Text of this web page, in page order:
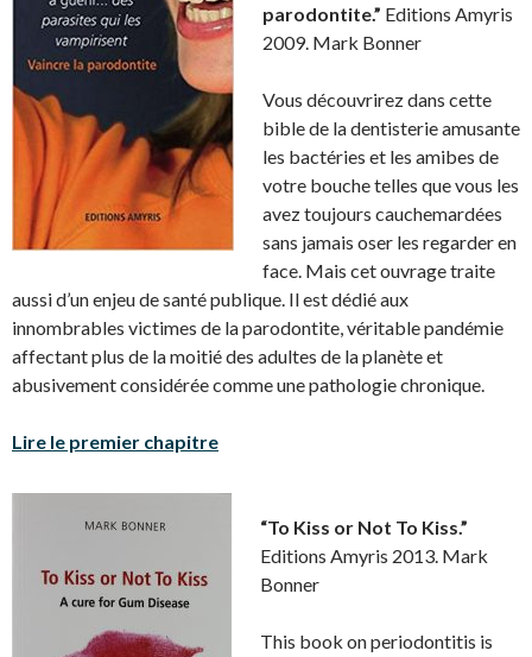
parodontite.” Editions Amyris
2009. Mark Bonner
Vous découvrirez dans cette
bible de la dentisterie amusante
les bactéries et les amibes de
votre bouche telles que vous les
avez toujours cauchemardées
sans jamais oser les regarder en
face. Mais cet ouvrage traite
aussi d’un enjeu de santé publique. Il est dédié aux
innombrables victimes de la parodontite, véritable pandémie
affectant plus de la moitié des adultes de la planète et
abusivement considérée comme une pathologie chronique.
Lire le premier chapitre
“To Kiss or Not To Kiss.”
Editions Amyris 2013. Mark
Bonner
This book on periodontitis is